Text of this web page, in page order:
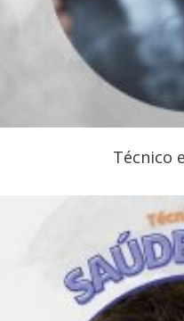
Técnico